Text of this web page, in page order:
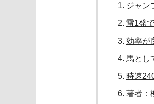
ジャン
雷1発
効率が
馬とし
時速
著者：